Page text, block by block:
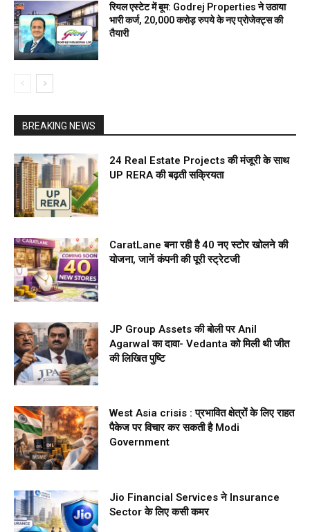
रियल एस्टेट में बूम: Godrej Properties ने उठाया
भारी कर्ज, 20,000 करोड़ रुपये के नए प्रोजेक्ट्स की
तैयारी
BREAKING NEWS
24 Real Estate Projects की मंजूरी के साथ
UP RERA की बढ़ती सक्रियता
CaratLane बना रही है 40 नए स्टोर खोलने की
योजना, जानें कंपनी की पूरी स्ट्रेटजी
JP Group Assets की बोली पर Anil
Agarwal का दावा- Vedanta को मिली थी जीत
की लिखित पुष्टि
West Asia crisis : प्रभावित क्षेत्रों के लिए राहत
पैकेज पर विचार कर सकती है Modi
Government
Jio Financial Services ने Insurance
Sector के लिए कसी कमर